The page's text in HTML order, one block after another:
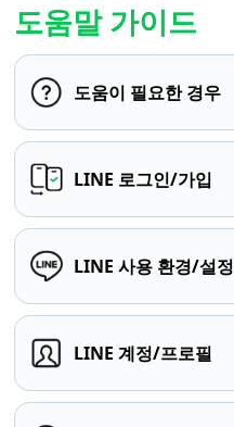
도움말 가이드
도움이 필요한 경우
LINE 로그인/가입
LINE 사용 환경/설정
LINE 계정/프로필